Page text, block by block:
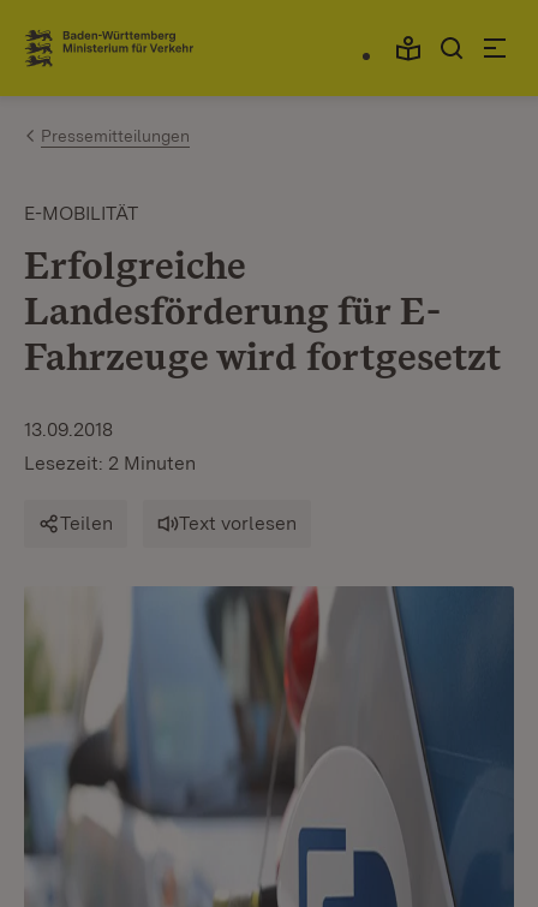
Zum Inhalt springen
Link zur Startseite
Pressemitteilungen
E-MOBILITÄT
Erfolgreiche
Landesförderung für E-
Fahrzeuge wird fortgesetzt
13.09.2018
Lesezeit: 2 Minuten
Teilen Text vorlesen